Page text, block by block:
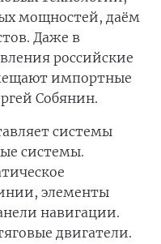
мощностей, даём
Даже в
российские
импортные
Собянин.
системы
системы.
элементы
навигации.
двигатели.